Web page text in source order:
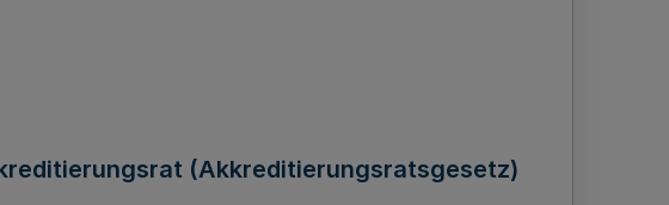
(Akkreditierungsratsgesetz)